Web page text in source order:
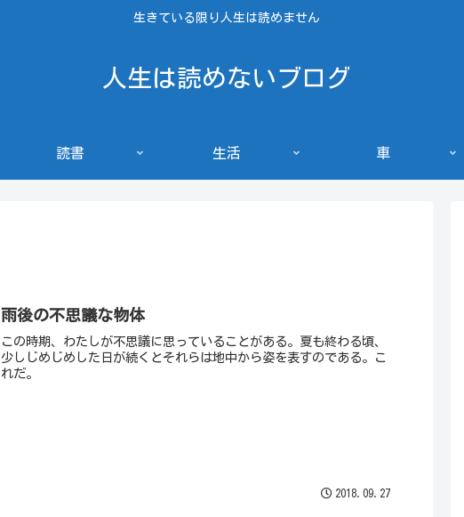
生きている限り人生は読めません
人生は読めないブログ
読書 生活 車
雨後の不思議な物体
この時期、わたしが不思議に思っていることがある。夏も終わる頃、
少しじめじめした日が続くとそれらは地中から姿を表すのである。こ
れだ。
2018.09.27